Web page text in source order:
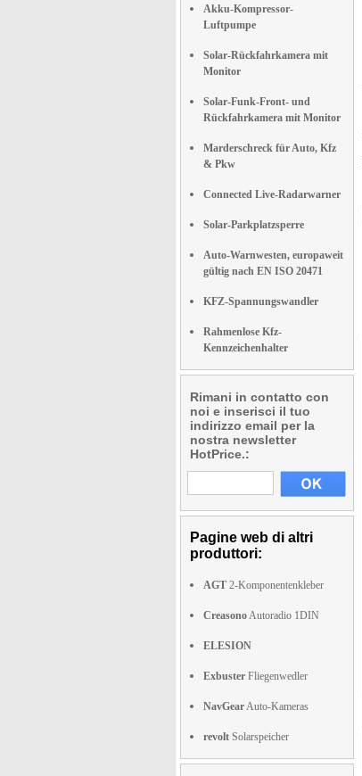
Akku-Kompressor-
Luftpumpe
Solar-Rückfahrkamera mit
Monitor
Solar-Funk-Front- und
Rückfahrkamera mit Monitor
Marderschreck für Auto, Kfz
& Pkw
Connected Live-Radarwarner
Solar-Parkplatzsperre
Auto-Warnwesten, europaweit
gültig nach EN ISO 20471
KFZ-Spannungswandler
Rahmenlose Kfz-
Kennzeichenhalter
Rimani in contatto con
noi e inserisci il tuo
indirizzo email per la
nostra newsletter
HotPrice.:
Pagine web di altri
produttori:
AGT 2-Komponentenkleber
CreasonoAutoradio 1DIN
ELESION
Exbuster Fliegenwedler
NavGearAuto-Kameras
revolt Solarspeicher